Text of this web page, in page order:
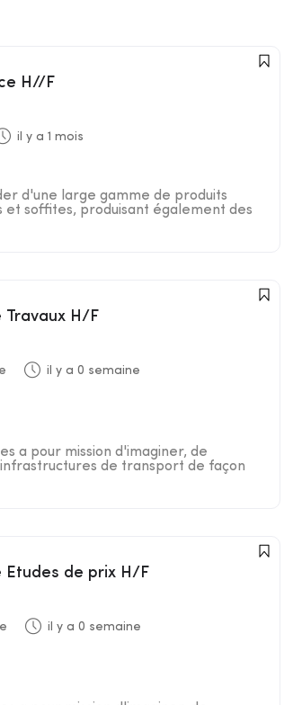
H//F
il y a 1 mois
d'une large gamme de produits
et soffites, produisant également des
Travaux H/F
il y a 0 semaine
a pour mission d'imaginer, de
de transport de façon
Etudes de prix H/F
il y a 0 semaine